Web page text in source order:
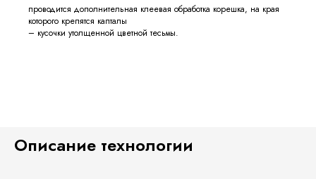
проводится дополнительная клеевая обработка корешка, на края
которого крепятся капталы
– кусочки утолщенной цветной тесьмы.
Описание технологии